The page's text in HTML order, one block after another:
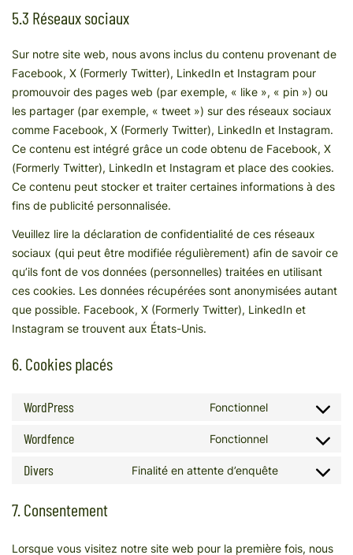
5.3 Réseaux sociaux
Sur notre site web, nous avons inclus du contenu provenant de
Facebook, X (Formerly Twitter), LinkedIn et Instagram pour
promouvoir des pages web (par exemple, « like », « pin ») ou
les partager (par exemple, « tweet ») sur des réseaux sociaux
comme Facebook, X (Formerly Twitter), LinkedIn et Instagram.
Ce contenu est intégré grâce un code obtenu de Facebook, X
(Formerly Twitter), LinkedIn et Instagram et place des cookies.
Ce contenu peut stocker et traiter certaines informations à des
fins de publicité personnalisée.
Veuillez lire la déclaration de confidentialité de ces réseaux
sociaux (qui peut être modifiée régulièrement) afin de savoir ce
qu’ils font de vos données (personnelles) traitées en utilisant
ces cookies. Les données récupérées sont anonymisées autant
que possible. Facebook, X (Formerly Twitter), LinkedIn et
Instagram se trouvent aux États-Unis.
6. Cookies placés
WordPress Fonctionnel
Wordfence Fonctionnel
Divers Finalité en attente d’enquête
7. Consentement
Lorsque vous visitez notre site web pour la première fois, nous